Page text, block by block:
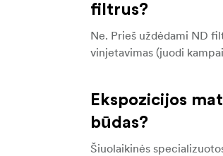
filtrus?
Ne. Prieš uždėdami ND
vinjetavimas (juodi
Ekspozicijos
būdas?
Šiuolaikinės